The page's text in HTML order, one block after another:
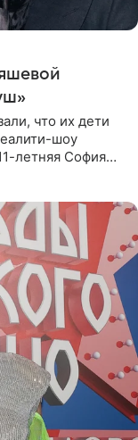
что их дети
шоу
летняя София